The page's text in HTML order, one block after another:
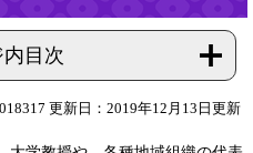
目次
更新日：2019年12月13日更新